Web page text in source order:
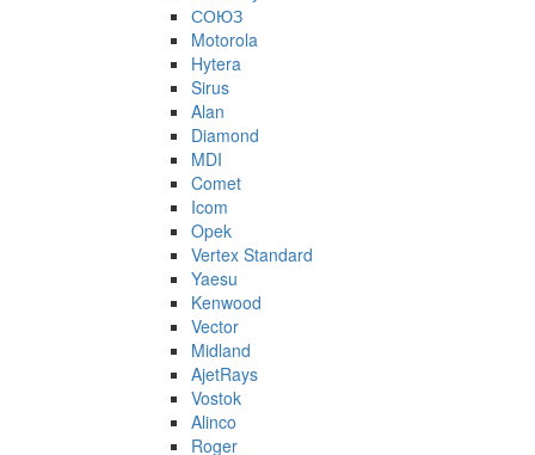
СОЮЗ
Motorola
Hytera
Sirus
Alan
Diamond
MDI
Comet
Icom
Opek
Vertex Standard
Yaesu
Kenwood
Vector
Midland
AjetRays
Vostok
Alinco
Roger